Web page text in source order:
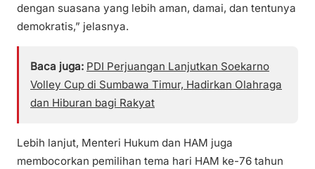
dengan suasana yang lebih aman, damai, dan tentunya
demokratis,” jelasnya.
Baca juga: PDI Perjuangan Lanjutkan Soekarno
Volley Cup di Sumbawa Timur, Hadirkan Olahraga
dan Hiburan bagi Rakyat
Lebih lanjut, Menteri Hukum dan HAM juga
membocorkan pemilihan tema hari HAM ke-76 tahun